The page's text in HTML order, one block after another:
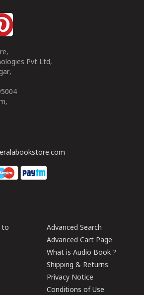
Pvt Ltd,
to
Advanced Search
Advanced Cart Page
What is Audio Book ?
Shipping & Returns
Privacy Notice
Conditions of Use